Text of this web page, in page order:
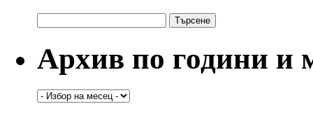
за:
Архив по години и
Архив